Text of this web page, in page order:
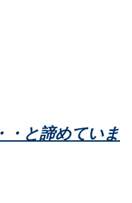
・と諦めていま